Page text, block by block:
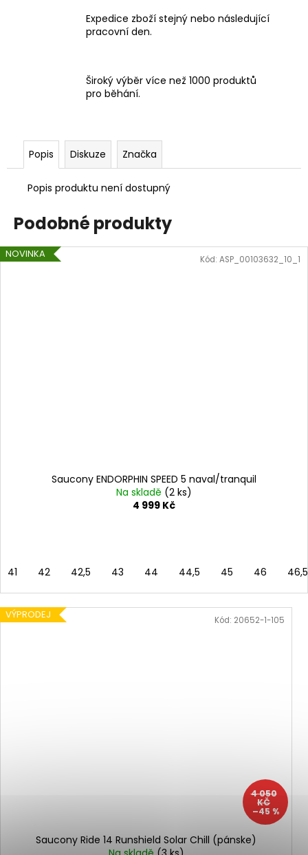
Expedice zboží stejný nebo následující
pracovní den.
Široký výběr více než 1000 produktů
pro běhání.
Popis Diskuze Značka
Popis produktu není dostupný
Podobné produkty
NOVINKA
Saucony ENDORPHIN SPEED 5 naval/tranquil
Na skladě (2 ks)
4 999 Kč
41 42 42,5 43 44 44,5 45 46 46,5
Kód: ASP_00103632_10_1
VÝPRODEJ
4 050
KČ
–45 %
Saucony Ride 14 Runshield Solar Chill (pánske)
Kód: 20652-1-105